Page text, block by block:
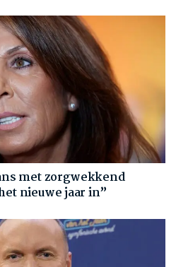
met zorgwekkend
nieuwe jaar in”